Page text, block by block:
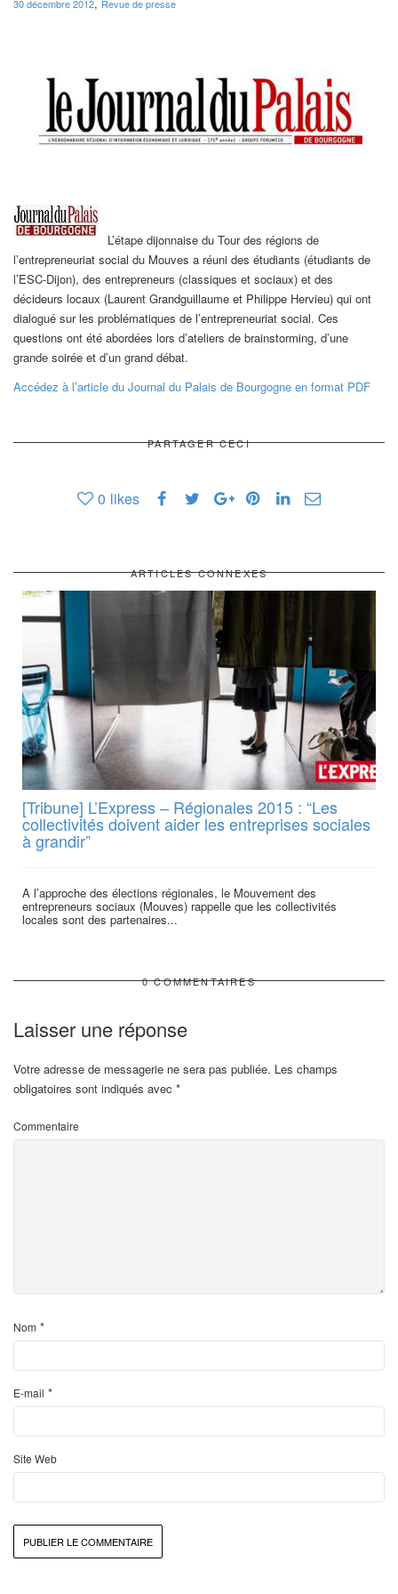
30 décembre 2012 Revue de presse
L’étape dijonnaise du Tour des régions de
l’entrepreneuriat social du Mouves a réuni des étudiants (étudiants de
l’ESC-Dijon), des entrepreneurs (classiques et sociaux) et des
décideurs locaux (Laurent Grandguillaume et Philippe Hervieu) qui ont
dialogué sur les problématiques de l’entrepreneuriat social. Ces
questions ont été abordées lors d’ateliers de brainstorming, d’une
grande soirée et d’un grand débat.
Accédez à l’article du Journal du Palais de Bourgogne en format PDF
PARTAGER CECI
0 likes
ARTICLES CONNEXES
[Tribune] L’Express – Régionales 2015 : “Les
collectivités doivent aider les entreprises sociales
à grandir”
A l’approche des élections régionales, le Mouvement des
entrepreneurs sociaux (Mouves) rappelle que les collectivités
locales sont des partenaires...
0 COMMENTAIRES
Laisser une réponse
Votre adresse de messagerie ne sera pas publiée. Les champs
obligatoires sont indiqués avec *
Commentaire
Nom *
E-mail *
Site Web